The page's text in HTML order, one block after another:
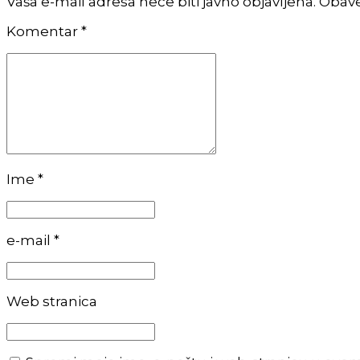
Komentar *
Ime *
e-mail *
Web stranica